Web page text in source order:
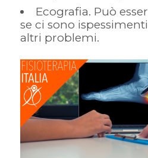
Ecografia. Può
se ci sono
altri problemi.